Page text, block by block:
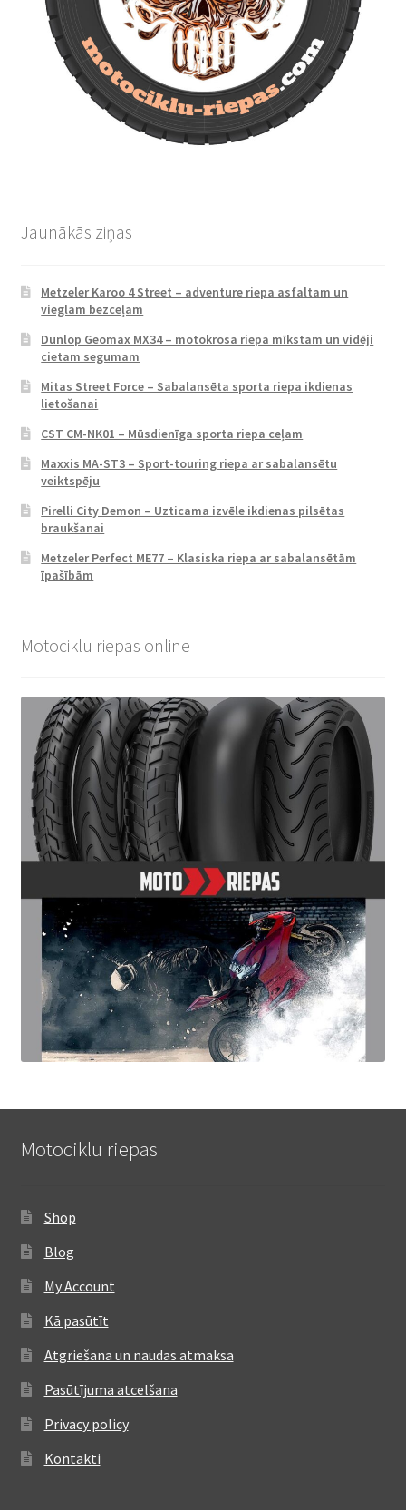
Jaunākās ziņas
Metzeler Karoo 4 Street – adventure riepa asfaltam un
vieglam bezceļam
Dunlop Geomax MX34 – motokrosa riepa mīkstam un vidēji
cietam segumam
Mitas Street Force – Sabalansēta sporta riepa ikdienas
lietošanai
CST CM-NK01 – Mūsdienīga sporta riepa ceļam
Maxxis MA-ST3 – Sport-touring riepa ar sabalansētu
veiktspēju
Pirelli City Demon – Uzticama izvēle ikdienas pilsētas
braukšanai
Metzeler Perfect ME77 – Klasiska riepa ar sabalansētām
īpašībām
Motociklu riepas online
Motociklu riepas
Shop
Blog
My Account
Kā pasūtīt
Atgriešana un naudas atmaksa
Pasūtījuma atcelšana
Privacy policy
Kontakti